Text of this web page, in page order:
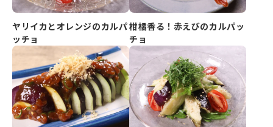
ヤリイカとオレンジのカルパ
ッチョ
柑橘香る！赤えびのカルパッ
チョ